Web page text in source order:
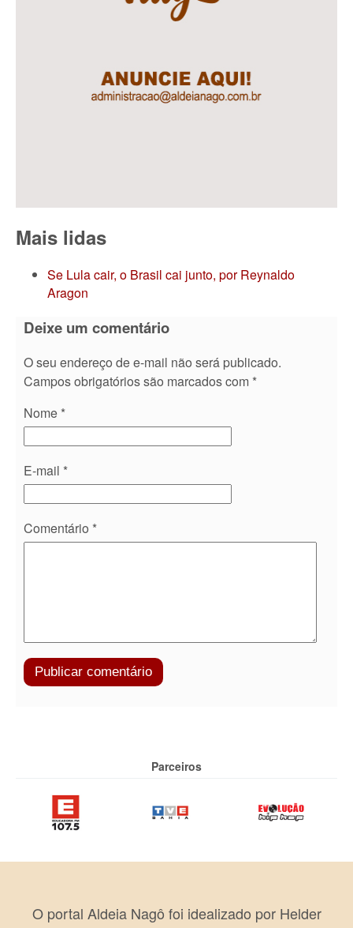
Mais lidas
Se Lula cair, o Brasil cai junto, por Reynaldo
Aragon
Deixe um comentário
O seu endereço de e-mail não será publicado.
Campos obrigatórios são marcados com *
Nome *
E-mail *
Comentário *
Parceiros
O portal Aldeia Nagô foi idealizado por Helder